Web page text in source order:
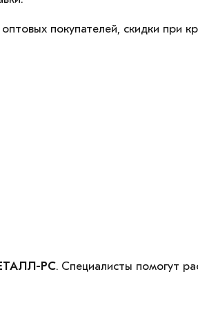
покупателей, скидки при
РС. Специалисты помогут